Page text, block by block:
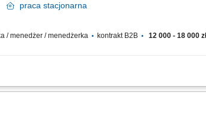
praca stacjonarna
/ menedżer / menedżerka kontrakt B2B 12 000 - 18 000 zł
inwestycyjnym w obszarze budownictwa